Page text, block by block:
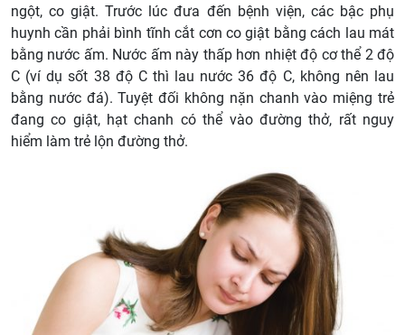
ngột, co giật. Trước lúc đưa đến bệnh viện, các bậc phụ
huynh cần phải bình tĩnh cắt cơn co giật bằng cách lau mát
bằng nước ấm. Nước ấm này thấp hơn nhiệt độ cơ thể 2 độ
C (ví dụ sốt 38 độ C thì lau nước 36 độ C, không nên lau
bằng nước đá). Tuyệt đối không nặn chanh vào miệng trẻ
đang co giật, hạt chanh có thể vào đường thở, rất nguy
hiểm làm trẻ lộn đường thở.